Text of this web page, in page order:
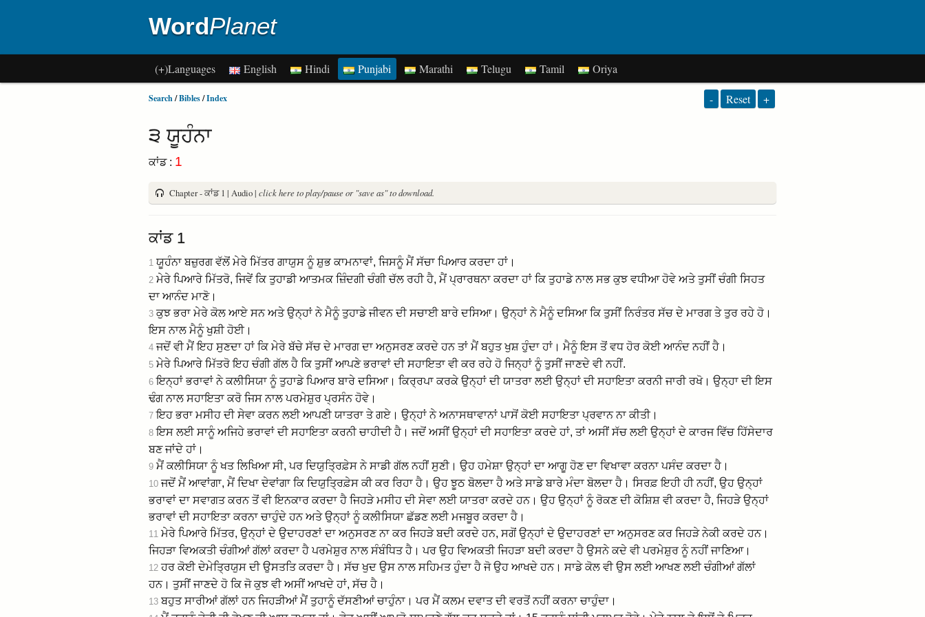
WordPlanet
(+)Languages English Hindi Punjabi Marathi Telugu Tamil Oriya
Search/Bibles/Index - Reset +
੩ ਯੂਹੰਨਾ
ਕਾਂਡ : 1
Chapter - ਕਾਂਡ 1 | Audio | click here to play/pause or "save as" to download.
ਕਾਂਡ 1
1 ਯੂਹੰਨਾ ਬਜ਼ੁਰਗ ਵੱਲੋਂ ਮੇਰੇ ਮਿੱਤਰ ਗਾਯੁਸ ਨੂੰ ਸ਼ੁਭ ਕਾਮਨਾਵਾਂ, ਜਿਸਨੂੰ ਮੈਂ ਸੱਚਾ ਪਿਆਰ ਕਰਦਾ ਹਾਂ।
2 ਮੇਰੇ ਪਿਆਰੇ ਮਿੱਤਰੋ, ਜਿਵੇਂ ਕਿ ਤੁਹਾਡੀ ਆਤਮਕ ਜ਼ਿੰਦਗੀ ਚੰਗੀ ਚੱਲ ਰਹੀ ਹੈ, ਮੈਂ ਪ੍ਰਾਰਥਨਾ ਕਰਦਾ ਹਾਂ ਕਿ ਤੁਹਾਡੇ ਨਾਲ ਸਭ ਕੁਝ ਵਧੀਆ ਹੋਵੇ ਅਤੇ ਤੁਸੀਂ ਚੰਗੀ ਸਿਹਤ
ਦਾ ਆਨੰਦ ਮਾਣੋ।
3ਕੁਝ ਭਰਾ ਮੇਰੇ ਕੋਲ ਆਏ ਸਨ ਅਤੇ ਉਨ੍ਹਾਂ ਨੇ ਮੈਨੂੰ ਤੁਹਾਡੇ ਜੀਵਨ ਦੀ ਸਚਾਈ ਬਾਰੇ ਦਸਿਆ। ਉਨ੍ਹਾਂ ਨੇ ਮੈਨੂੰ ਦਸਿਆ ਕਿ ਤੁਸੀਂ ਨਿਰੰਤਰ ਸੱਚ ਦੇ ਮਾਰਗ ਤੇ ਤੁਰ ਰਹੇ ਹੋ।
ਇਸ ਨਾਲ ਮੈਨੂੰ ਖੁਸ਼ੀ ਹੋਈ।
4ਜਦੋਂ ਵੀ ਮੈਂ ਇਹ ਸੁਣਦਾ ਹਾਂ ਕਿ ਮੇਰੇ ਬੱਚੇ ਸੱਚ ਦੇ ਮਾਰਗ ਦਾ ਅਨੁਸਰਣ ਕਰਦੇ ਹਨ ਤਾਂ ਮੈਂ ਬਹੁਤ ਖੁਸ਼ ਹੁੰਦਾ ਹਾਂ। ਮੈਨੂੰ ਇਸ ਤੋਂ ਵਧ ਹੋਰ ਕੋਈ ਆਨੰਦ ਨਹੀਂ ਹੈ।
5 ਮੇਰੇ ਪਿਆਰੇ ਮਿੱਤਰੋ ਇਹ ਚੰਗੀ ਗੱਲ ਹੈ ਕਿ ਤੁਸੀਂ ਆਪਣੇ ਭਰਾਵਾਂ ਦੀ ਸਹਾਇਤਾ ਵੀ ਕਰ ਰਹੇ ਹੋ ਜਿਨ੍ਹਾਂ ਨੂੰ ਤੁਸੀਂ ਜਾਣਦੇ ਵੀ ਨਹੀਂ.
6ਇਨ੍ਹਾਂ ਭਰਾਵਾਂ ਨੇ ਕਲੀਸਿਯਾ ਨੂੰ ਤੁਹਾਡੇ ਪਿਆਰ ਬਾਰੇ ਦਸਿਆ। ਕਿਰ੍ਰਪਾ ਕਰਕੇ ਉਨ੍ਹਾਂ ਦੀ ਯਾਤਰਾ ਲਈ ਉਨ੍ਹਾਂ ਦੀ ਸਹਾਇਤਾ ਕਰਨੀ ਜਾਰੀ ਰਖੋ। ਉਨ੍ਹਾ ਦੀ ਇਸ
ਢੰਗ ਨਾਲ ਸਹਾਇਤਾ ਕਰੋ ਜਿਸ ਨਾਲ ਪਰਮੇਸ਼ੁਰ ਪ੍ਰਸੰਨ ਹੋਵੇ।
7ਇਹ ਭਰਾ ਮਸੀਹ ਦੀ ਸੇਵਾ ਕਰਨ ਲਈ ਆਪਣੀ ਯਾਤਰਾ ਤੇ ਗਏ। ਉਨ੍ਹਾਂ ਨੇ ਅਨਾਸਥਾਵਾਨਾਂ ਪਾਸੋਂ ਕੋਈ ਸਹਾਇਤਾ ਪ੍ਰਵਾਨ ਨਾ ਕੀਤੀ।
8ਇਸ ਲਈ ਸਾਨੂੰ ਅਜਿਹੇ ਭਰਾਵਾਂ ਦੀ ਸਹਾਇਤਾ ਕਰਨੀ ਚਾਹੀਦੀ ਹੈ। ਜਦੋਂ ਅਸੀਂ ਉਨ੍ਹਾਂ ਦੀ ਸਹਾਇਤਾ ਕਰਦੇ ਹਾਂ, ਤਾਂ ਅਸੀਂ ਸੱਚ ਲਈ ਉਨ੍ਹਾਂ ਦੇ ਕਾਰਜ ਵਿੱਚ ਹਿੱਸੇਦਾਰ
ਬਣ ਜਾਂਦੇ ਹਾਂ।
9 ਮੈਂ ਕਲੀਸਿਯਾ ਨੂੰ ਖਤ ਲਿਖਿਆ ਸੀ, ਪਰ ਦਿਯੁਤ੍ਰਿਫ਼ੇਸ ਨੇ ਸਾਡੀ ਗੱਲ ਨਹੀਂ ਸੁਣੀ। ਉਹ ਹਮੇਸ਼ਾ ਉਨ੍ਹਾਂ ਦਾ ਆਗੂ ਹੋਣ ਦਾ ਵਿਖਾਵਾ ਕਰਨਾ ਪਸੰਦ ਕਰਦਾ ਹੈ।
10ਜਦੋਂ ਮੈਂ ਆਵਾਂਗਾ, ਮੈਂ ਦਿਖਾ ਦੇਵਾਂਗਾ ਕਿ ਦਿਯੁਤ੍ਰਿਫ਼ੇਸ ਕੀ ਕਰ ਰਿਹਾ ਹੈ। ਉਹ ਝੂਠ ਬੋਲਦਾ ਹੈ ਅਤੇ ਸਾਡੇ ਬਾਰੇ ਮੰਦਾ ਬੋਲਦਾ ਹੈ। ਸਿਰਫ਼ ਇਹੀ ਹੀ ਨਹੀਂ, ਉਹ ਉਨ੍ਹਾਂ
ਭਰਾਵਾਂ ਦਾ ਸਵਾਗਤ ਕਰਨ ਤੋਂ ਵੀ ਇਨਕਾਰ ਕਰਦਾ ਹੈ ਜਿਹੜੇ ਮਸੀਹ ਦੀ ਸੇਵਾ ਲਈ ਯਾਤਰਾ ਕਰਦੇ ਹਨ। ਉਹ ਉਨ੍ਹਾਂ ਨੂੰ ਰੋਕਣ ਦੀ ਕੋਸ਼ਿਸ਼ ਵੀ ਕਰਦਾ ਹੈ, ਜਿਹੜੇ ਉਨ੍ਹਾਂ
ਭਰਾਵਾਂ ਦੀ ਸਹਾਇਤਾ ਕਰਨਾ ਚਾਹੁੰਦੇ ਹਨ ਅਤੇ ਉਨ੍ਹਾਂ ਨੂੰ ਕਲੀਸਿਯਾ ਛੱਡਣ ਲਈ ਮਜਬੂਰ ਕਰਦਾ ਹੈ।
11 ਮੇਰੇ ਪਿਆਰੇ ਮਿੱਤਰ, ਉਨ੍ਹਾਂ ਦੇ ਉਦਾਹਰਣਾਂ ਦਾ ਅਨੁਸਰਣ ਨਾ ਕਰ ਜਿਹੜੇ ਬਦੀ ਕਰਦੇ ਹਨ, ਸਗੋਂ ਉਨ੍ਹਾਂ ਦੇ ਉਦਾਹਰਣਾਂ ਦਾ ਅਨੁਸਰਣ ਕਰ ਜਿਹੜੇ ਨੇਕੀ ਕਰਦੇ ਹਨ।
ਜਿਹੜਾ ਵਿਅਕਤੀ ਚੰਗੀਆਂ ਗੱਲਾਂ ਕਰਦਾ ਹੈ ਪਰਮੇਸ਼ੁਰ ਨਾਲ ਸੰਬੰਧਿਤ ਹੈ। ਪਰ ਉਹ ਵਿਅਕਤੀ ਜਿਹੜਾ ਬਦੀ ਕਰਦਾ ਹੈ ਉਸਨੇ ਕਦੇ ਵੀ ਪਰਮੇਸ਼ੁਰ ਨੂੰ ਨਹੀਂ ਜਾਣਿਆ।
12ਹਰ ਕੋਈ ਦੇਮੇਤ੍ਰਿਯੁਸ ਦੀ ਉਸਤਤਿ ਕਰਦਾ ਹੈ। ਸੱਚ ਖੁਦ ਉਸ ਨਾਲ ਸਹਿਮਤ ਹੁੰਦਾ ਹੈ ਜੋ ਉਹ ਆਖਦੇ ਹਨ। ਸਾਡੇ ਕੋਲ ਵੀ ਉਸ ਲਈ ਆਖਣ ਲਈ ਚੰਗੀਆਂ ਗੱਲਾਂ
ਹਨ। ਤੁਸੀਂ ਜਾਣਦੇ ਹੋ ਕਿ ਜੋ ਕੁਝ ਵੀ ਅਸੀਂ ਆਖਦੇ ਹਾਂ, ਸੱਚ ਹੈ।
13ਬਹੁਤ ਸਾਰੀਆਂ ਗੱਲਾਂ ਹਨ ਜਿਹੜੀਆਂ ਮੈਂ ਤੁਹਾਨੂੰ ਦੱਸਣੀਆਂ ਚਾਹੁੰਨਾ। ਪਰ ਮੈਂ ਕਲਮ ਦਵਾਤ ਦੀ ਵਰਤੋਂ ਨਹੀਂ ਕਰਨਾ ਚਾਹੁੰਦਾ।